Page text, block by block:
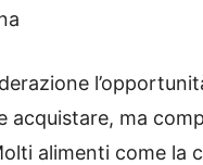
acquistare, ma
alimenti come la